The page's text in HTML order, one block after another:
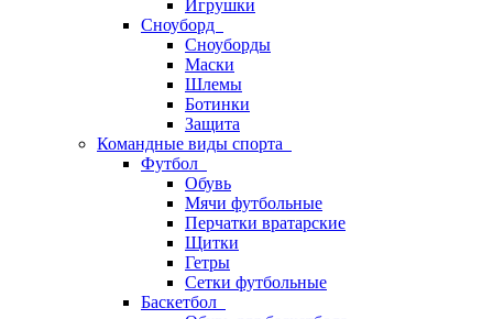
Игрушки
Сноуборд
Сноуборды
Маски
Шлемы
Ботинки
Защита
Командные виды спорта
Футбол
Обувь
Мячи футбольные
Перчатки вратарские
Щитки
Гетры
Сетки футбольные
Баскетбол